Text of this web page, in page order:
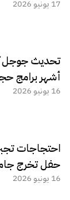
17 يونيو 2026
تحديث جوجل
أشهر برامج
16 يونيو 2026
احتجاجات
حفل تخرج
16 يونيو 2026